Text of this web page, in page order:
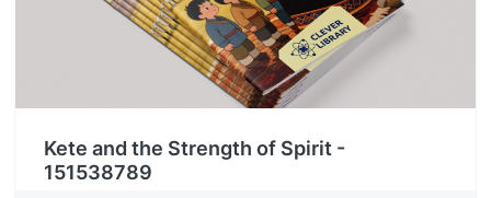
Kete and the Strength of Spirit -
151538789